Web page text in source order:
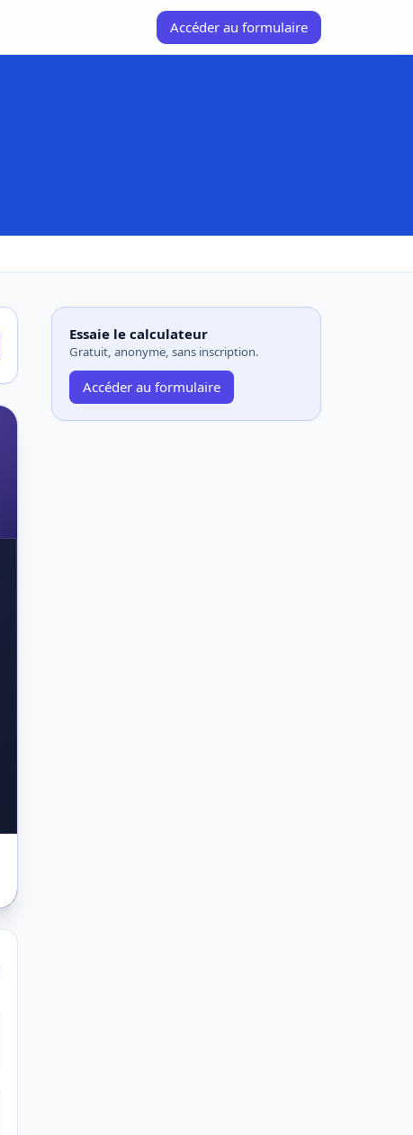
Accéder au formulaire
Essaie le calculateur
Gratuit, anonyme, sans inscription.
Accéder au formulaire